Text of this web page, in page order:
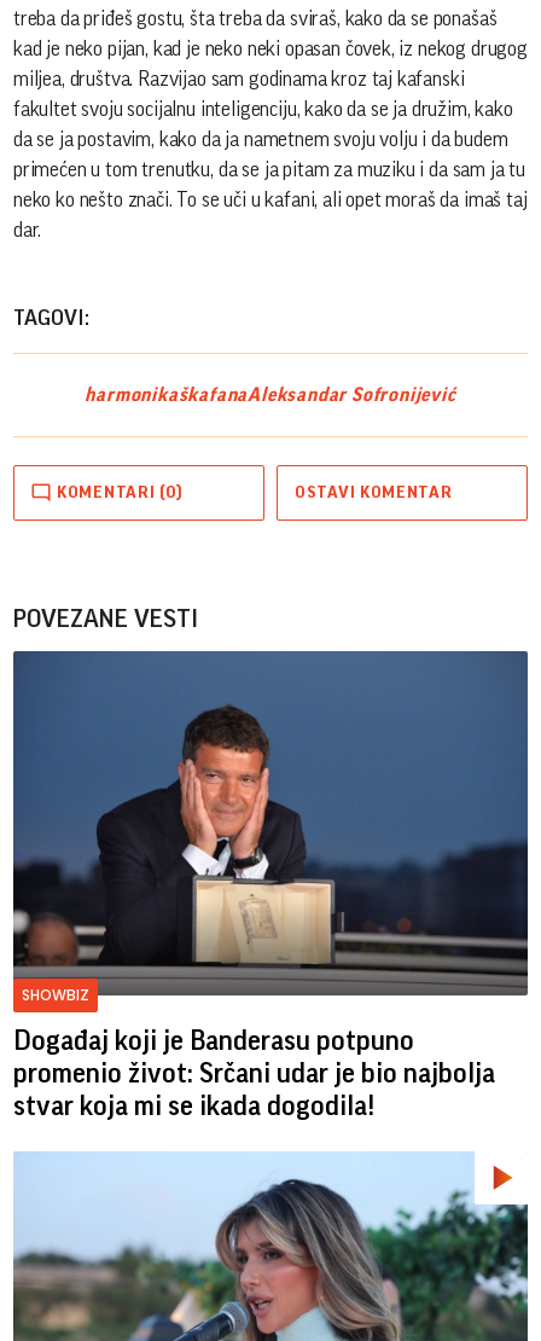
treba da priđeš gostu, šta treba da sviraš, kako da se ponašaš
kad je neko pijan, kad je neko neki opasan čovek, iz nekog drugog
miljea, društva. Razvijao sam godinama kroz taj kafanski
fakultet svoju socijalnu inteligenciju, kako da se ja družim, kako
da se ja postavim, kako da ja nametnem svoju volju i da budem
primećen u tom trenutku, da se ja pitam za muziku i da sam ja tu
neko ko nešto znači. To se uči u kafani, ali opet moraš da imaš taj
dar.
TAGOVI:
harmonikaškafanaAleksandar Sofronijević
KOMENTARI (0) OSTAVI KOMENTAR
POVEZANE VESTI
SHOWBIZ
Događaj koji je Banderasu potpuno
promenio život: Srčani udar je bio najbolja
stvar koja mi se ikada dogodila!